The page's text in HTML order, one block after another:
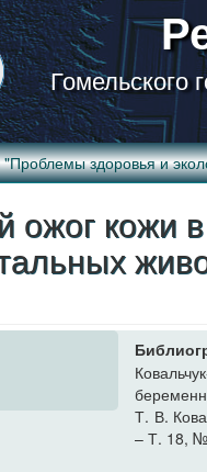
Гомельского
здоровья и
ожог кожи
Т. В.
– Т. 18,